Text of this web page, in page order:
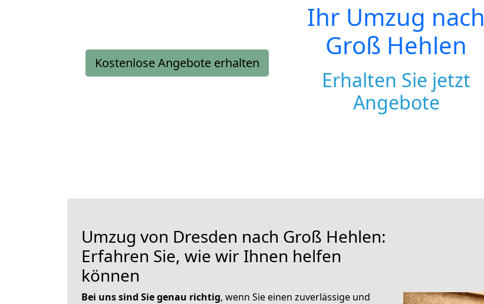
Kostenlose Angebote erhalten
Ihr Umzug nach
Groß Hehlen
Erhalten Sie jetzt
Angebote
Umzug von Dresden nach Groß Hehlen:
Erfahren Sie, wie wir Ihnen helfen
können
Bei uns sind Sie genau richtig, wenn Sie einen zuverlässige und